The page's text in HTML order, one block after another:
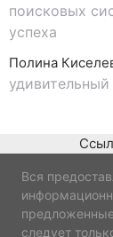
поисковых
успеха
Полина
Вся
следует